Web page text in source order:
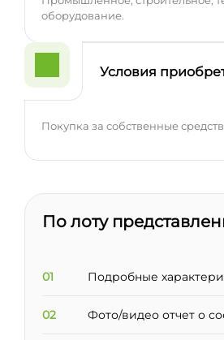
оборудование.
Условия
Покупка за собственные
По лоту
01 Подробные
02 Фото/видео отчет о